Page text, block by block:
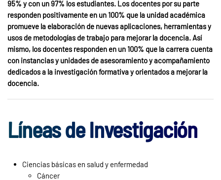
95% y con un 97% los estudiantes. Los docentes por su parte
responden positivamente en un 100% que la unidad académica
promueve la elaboración de nuevas aplicaciones, herramientas y
usos de metodologías de trabajo para mejorar la docencia. Así
mismo, los docentes responden en un 100% que la carrera cuenta
con instancias y unidades de asesoramiento y acompañamiento
dedicados a la investigación formativa y orientados a mejorar la
docencia.
Líneas de Investigación
Ciencias básicas en salud y enfermedad
Cáncer